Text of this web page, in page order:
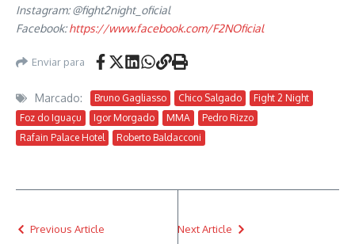
Instagram: @fight2night_oficial
Facebook:https://www.facebook.com/F2NOficial
Enviar para
Marcado: Bruno Gagliasso Chico Salgado
Fight 2 Night
Foz do Iguaçu
Igor Morgado MMA
Pedro Rizzo
Rafain Palace Hotel
Roberto Baldacconi
Previous Article Next Article